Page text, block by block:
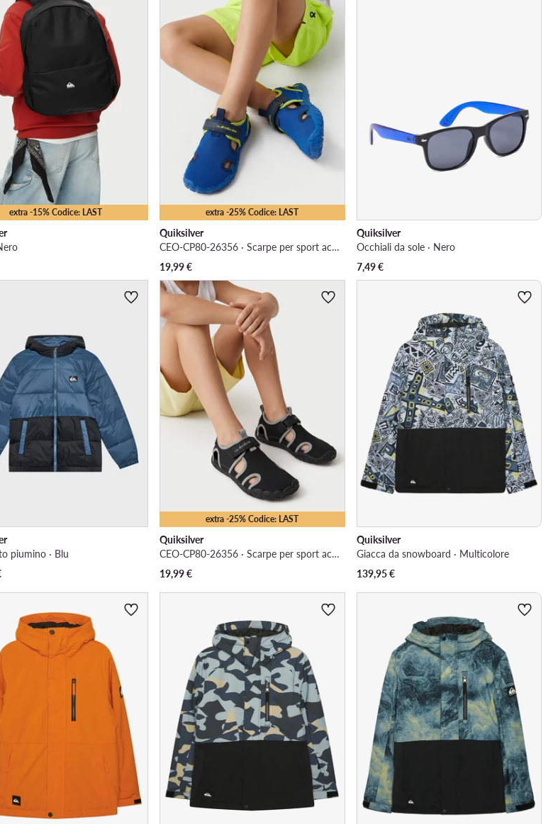
extra -15% Codice: LAST extra -25% Codice: LAST
Quiksilver
CEO-CP80-26356 · Scarpe per sport acquatici
19,99€
Quiksilver
Occhiali da sole · Nero
7,49€
piumino · Blu
extra -25% Codice: LAST
Quiksilver
CEO-CP80-26356 · Scarpe per sport acquatici
19,99€
Quiksilver
Giacca da snowboard · Multicolore
139,95€